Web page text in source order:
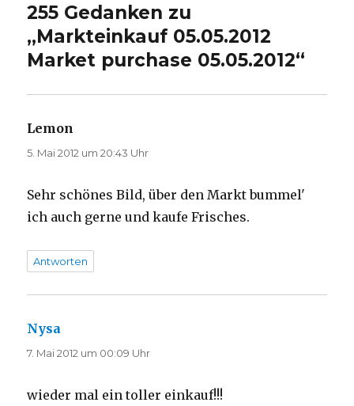
255 Gedanken zu
„Markteinkauf 05.05.2012
Market purchase 05.05.2012“
Lemon
5. Mai 2012 um 20:43 Uhr
Sehr schönes Bild, über den Markt bummel'
ich auch gerne und kaufe Frisches.
Antworten
Nysa
7. Mai 2012 um 00:09 Uhr
wieder mal ein toller einkauf!!!